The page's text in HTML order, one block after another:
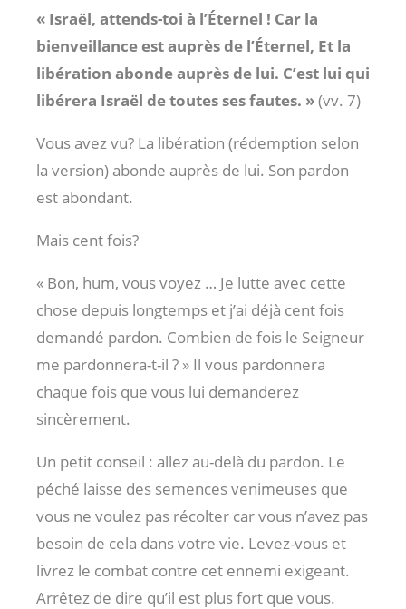
« Israël, attends-toi à l’Éternel ! Car la
bienveillance est auprès de l’Éternel, Et la
libération abonde auprès de lui. C’est lui qui
libérera Israël de toutes ses fautes. »(vv. 7)
Vous avez vu? La libération (rédemption selon
la version) abonde auprès de lui. Son pardon
est abondant.
Mais cent fois?
« Bon, hum, vous voyez … Je lutte avec cette
chose depuis longtemps et j’ai déjà cent fois
demandé pardon. Combien de fois le Seigneur
me pardonnera-t-il ? » Il vous pardonnera
chaque fois que vous lui demanderez
sincèrement.
Un petit conseil : allez au-delà du pardon. Le
péché laisse des semences venimeuses que
vous ne voulez pas récolter car vous n’avez pas
besoin de cela dans votre vie. Levez-vous et
livrez le combat contre cet ennemi exigeant.
Arrêtez de dire qu’il est plus fort que vous.